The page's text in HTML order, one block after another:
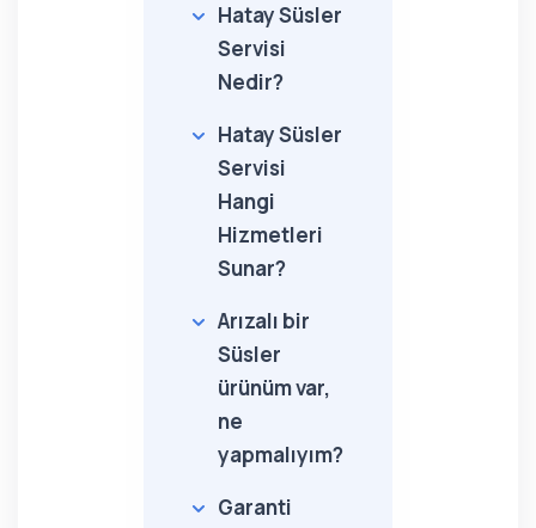
Hatay Süsler
Servisi
Nedir?
Hatay Süsler
Servisi
Hangi
Hizmetleri
Sunar?
Arızalı bir
Süsler
ürünüm var,
ne
yapmalıyım?
Garanti